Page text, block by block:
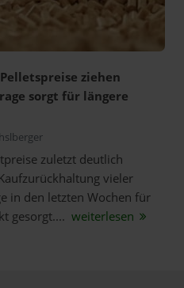
ziehen
sorgt für längere
zuletzt deutlich
vieler
in den letzten Wochen für
gesorgt.... weiterlesen